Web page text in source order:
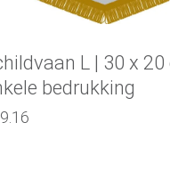
L | 30 x
bedrukking